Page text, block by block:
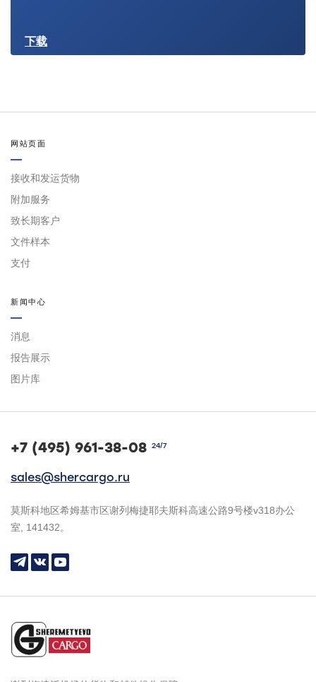
下载
网站页面
接收和发运货物
附加服务
致长期客户
文件样本
支付
新闻中心
消息
报告展示
图片库
+7 (495) 961-38-08 24/7
sales@shercargo.ru
莫斯科地区希姆基市区谢列梅捷耶夫斯科高速公路9号楼v318办公
室, 141432。